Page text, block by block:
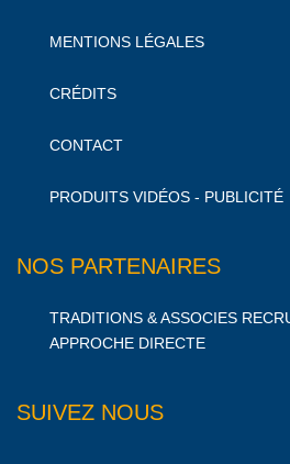
MENTIONS LÉGALES
CRÉDITS
CONTACT
PRODUITS VIDÉOS - PUBLICITÉ
NOS PARTENAIRES
TRADITIONS & ASSOCIES
APPROCHE DIRECTE
SUIVEZ NOUS